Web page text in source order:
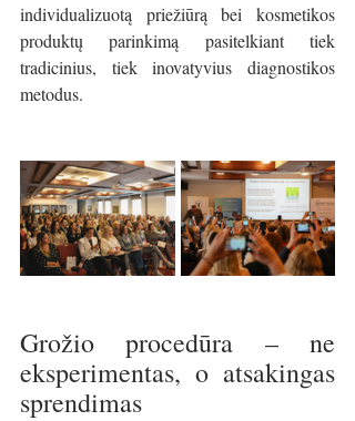
individualizuotą priežiūrą bei kosmetikos
produktų parinkimą pasitelkiant tiek
tradicinius, tiek inovatyvius diagnostikos
metodus.
Grožio procedūra – ne
eksperimentas, o atsakingas
sprendimas